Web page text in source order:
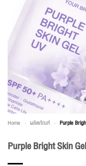
Home - ผลิตภัณฑ์ - Purple
Purple Bright Skin